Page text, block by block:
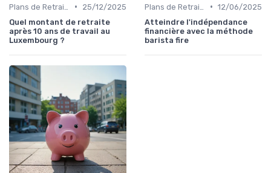
•
25/12/2025
Quel montant de retraite
après 10 ans de travail au
Luxembourg ?
• 12/06/2025
Atteindre l'indépendance
financière avec la méthode
barista fire